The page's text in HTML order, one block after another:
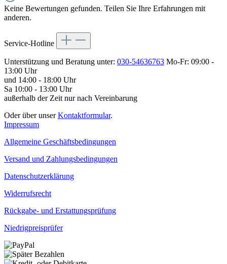
Keine Bewertungen gefunden. Teilen Sie Ihre Erfahrungen mit
anderen.
Service-Hotline
Unterstützung und Beratung unter: 030-54636763 Mo-Fr: 09:00 -
13:00 Uhr
und 14:00 - 18:00 Uhr
Sa 10:00 - 13:00 Uhr
außerhalb der Zeit nur nach Vereinbarung
Oder über unserKontaktformular.
Impressum
Allgemeine Geschäftsbedingungen
Versand und Zahlungsbedingungen
Datenschutzerklärung
Widerrufsrecht
Rückgabe- und Erstattungsprüfung
Niedrigpreisprüfer